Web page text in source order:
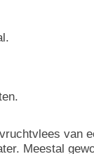
van
Meestal